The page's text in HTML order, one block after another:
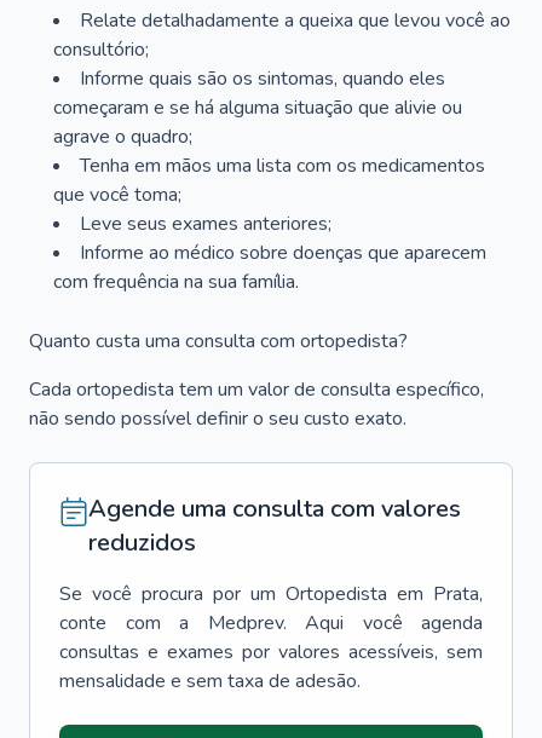
Relate detalhadamente a queixa que levou você ao
consultório;
Informe quais são os sintomas, quando eles
começaram e se há alguma situação que alivie ou
agrave o quadro;
Tenha em mãos uma lista com os medicamentos
que você toma;
Leve seus exames anteriores;
Informe ao médico sobre doenças que aparecem
com frequência na sua família.
Quanto custa uma consulta com ortopedista?
Cada ortopedista tem um valor de consulta específico,
não sendo possível definir o seu custo exato.
Agende uma consulta com valores
reduzidos
Se você procura por um Ortopedista em Prata,
conte com a Medprev. Aqui você agenda
consultas e exames por valores acessíveis, sem
mensalidade e sem taxa de adesão.